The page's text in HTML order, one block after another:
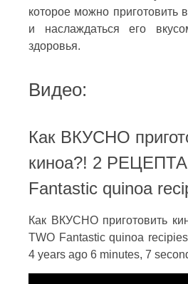
которое можно приготовить
и наслаждаться его
здоровья.
Видео:
Как ВКУСНО
киноа?! 2
Fantastic quinoa
Как ВКУСНО приготовить
TWO Fantastic quinoa
4 years ago 6 minutes, 7